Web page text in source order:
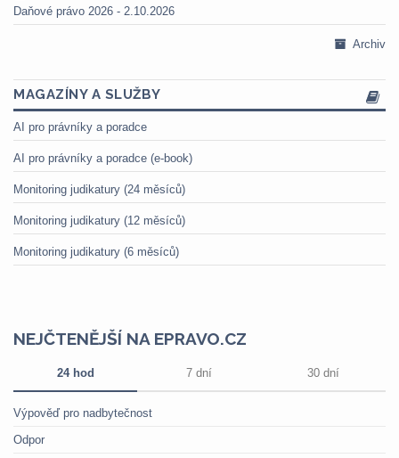
Daňové právo 2026 - 2.10.2026
Archiv
MAGAZÍNY A SLUŽBY
AI pro právníky a poradce
AI pro právníky a poradce (e-book)
Monitoring judikatury (24 měsíců)
Monitoring judikatury (12 měsíců)
Monitoring judikatury (6 měsíců)
NEJČTENĚJŠÍ NA EPRAVO.CZ
24 hod 7 dní 30 dní
Výpověď pro nadbytečnost
Odpor